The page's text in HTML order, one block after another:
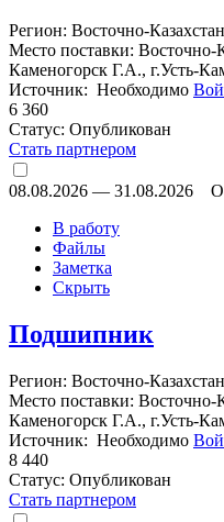
Регион: Восточно-
Место поставки: Восточно-
Каменогорск Г.А., г.Усть-
Источник: Необходимо
6 360
Статус: Опубликован
Стать партнером
08.08.2026 — 31.08.2026
В работу
Файлы
Заметка
Скрыть
Подшипник
Регион: Восточно-
Место поставки: Восточно-
Каменогорск Г.А., г.Усть-
Источник: Необходимо
8 440
Статус: Опубликован
Стать партнером